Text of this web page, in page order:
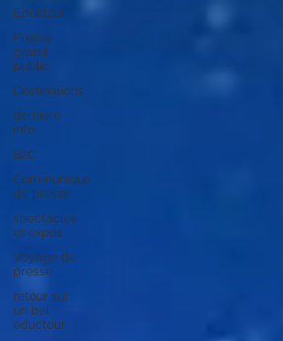
Eductour
Presse
grand
public
Destinations
dernière
info
B2C
Communique
de presse
spectacles
et expos
Voyage de
presse
retour sur
un bel
éductour